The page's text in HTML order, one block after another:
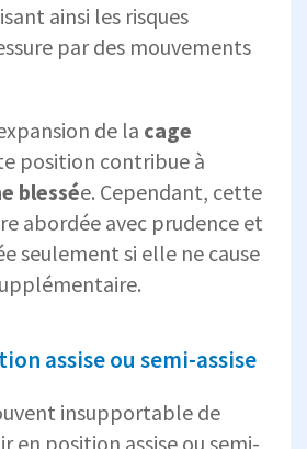
ainsi les risques
par des mouvements
de la cage
position contribue à
blessée. Cependant, cette
abordée avec prudence et
seulement si elle ne cause
assise ou semi-assise
insupportable de
en position assise ou semi-